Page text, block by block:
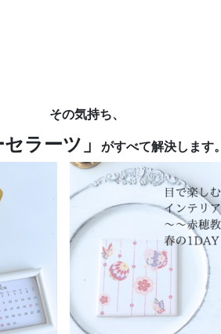
その気持ち、
セラーツ」 がすべて解決します。